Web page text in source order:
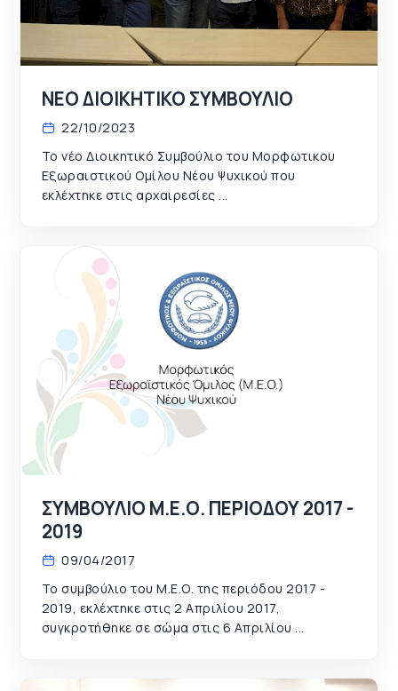
ΝΕΟ ΔΙΟΙΚΗΤΙΚΟ ΣΥΜΒΟΥΛΙΟ
22/10/2023
Το νέο Διοικητικό Συμβούλιο του Μορφωτικου
Εξωραιστικού Ομίλου Νέου Ψυχικού που
εκλέχτηκε στις αρχαιρεσίες ...
ΣΥΜΒΟΥΛΙΟ Μ.Ε.Ο. ΠΕΡΙΟΔΟΥ 2017 -
2019
09/04/2017
Το συμβούλιο του Μ.Ε.Ο. της περιόδου 2017 -
2019, εκλέχτηκε στις 2 Απριλίου 2017,
συγκροτήθηκε σε σώμα στις 6 Απριλίου ...